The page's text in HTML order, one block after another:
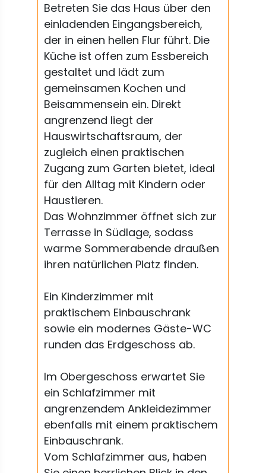
Betreten Sie das Haus über den
einladenden Eingangsbereich,
der in einen hellen Flur führt. Die
Küche ist offen zum Essbereich
gestaltet und lädt zum
gemeinsamen Kochen und
Beisammensein ein. Direkt
angrenzend liegt der
Hauswirtschaftsraum, der
zugleich einen praktischen
Zugang zum Garten bietet, ideal
für den Alltag mit Kindern oder
Haustieren.
Das Wohnzimmer öffnet sich zur
Terrasse in Südlage, sodass
warme Sommerabende draußen
ihren natürlichen Platz finden.
Ein Kinderzimmer mit
praktischem Einbauschrank
sowie ein modernes Gäste-WC
runden das Erdgeschoss ab.
Im Obergeschoss erwartet Sie
ein Schlafzimmer mit
angrenzendem Ankleidezimmer
ebenfalls mit einem praktischem
Einbauschrank.
Vom Schlafzimmer aus, haben